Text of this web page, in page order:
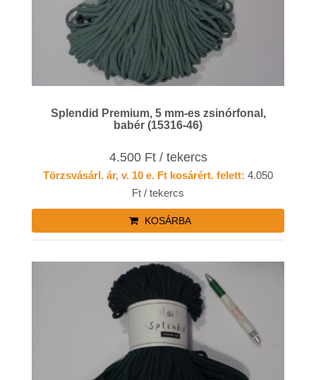
Splendid Premium, 5 mm-es zsinórfonal,
babér (15316-46)
4.500 Ft / tekercs
Törzsvásárl. ár, v. 10 e. Ft kosárért. felett: 4.050
Ft / tekercs
KOSÁRBA